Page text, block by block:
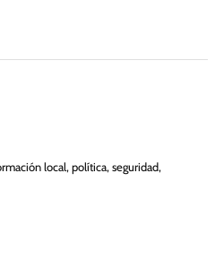
local, política, seguridad,